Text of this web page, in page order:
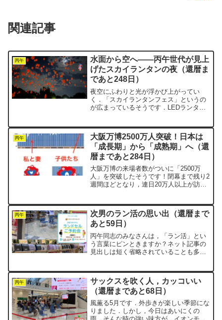
関連記事
丙午
水面から空へ――丙午世代が見上
げたスカイランタンの夜（還暦ま
であと248日）
夜空にふわりと光が浮かび上がってい
く．「スカイランタンフェス」というの
が広まっているそうです．LEDランタン
にもやさしい新しいタイプのイベントで
す．丙午世代のnegiに...
丙午
大阪万博2500万人突破！日本は
「成長期」から「成熟期」へ（還
暦まであと284日）
大阪万博の来場者数がついに「2500万
人」を突破したそうです！閉幕まで残り2
週間ほどとなり，連日20万人以上が訪れ
り．そんな中，うちの子たちも果敢に大
阪へ出かけていきま...
丙午
次男のラン活の思い出（還暦まで
あと59日）
丙午同志のみなさんは，「ラン活」とい
う言葉にピンときますか？ネット記事の
見出しは短く省略されていることも多
も，「ラン活」がランドセル活動の略だ
とすぐには結びつきません...
丙午
サックスを吹く人，カッコいい
（還暦まであと68日）
風薫る5月です．外歩きが楽しい季節にな
りました．しかし，今日はあいにくの